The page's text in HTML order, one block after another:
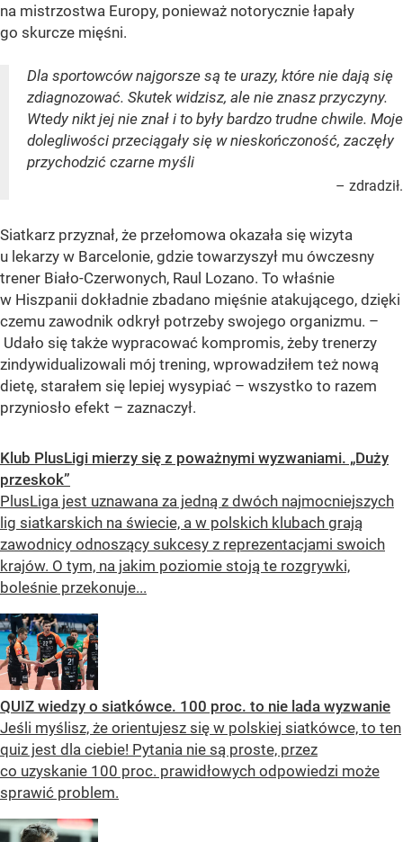
na mistrzostwa Europy, ponieważ notorycznie łapały
go skurcze mięśni.
Dla sportowców najgorsze są te urazy, które nie dają się
zdiagnozować. Skutek widzisz, ale nie znasz przyczyny.
Wtedy nikt jej nie znał i to były bardzo trudne chwile. Moje
dolegliwości przeciągały się w nieskończoność, zaczęły
przychodzić czarne myśli
– zdradził.
Siatkarz przyznał, że przełomowa okazała się wizyta
u lekarzy w Barcelonie, gdzie towarzyszył mu ówczesny
trener Biało-Czerwonych, Raul Lozano. To właśnie
w Hiszpanii dokładnie zbadano mięśnie atakującego, dzięki
czemu zawodnik odkrył potrzeby swojego organizmu. –
Udało się także wypracować kompromis, żeby trenerzy
zindywidualizowali mój trening, wprowadziłem też nową
dietę, starałem się lepiej wysypiać – wszystko to razem
przyniosło efekt – zaznaczył.
Klub PlusLigi mierzy się z poważnymi wyzwaniami. „Duży
przeskok”
PlusLiga jest uznawana za jedną z dwóch najmocniejszych
lig siatkarskich na świecie, a w polskich klubach grają
zawodnicy odnoszący sukcesy z reprezentacjami swoich
krajów. O tym, na jakim poziomie stoją te rozgrywki,
boleśnie przekonuje...
QUIZ wiedzy o siatkówce. 100 proc. to nie lada wyzwanie
Jeśli myślisz, że orientujesz się w polskiej siatkówce, to ten
quiz jest dla ciebie! Pytania nie są proste, przez
co uzyskanie 100 proc. prawidłowych odpowiedzi może
sprawić problem.